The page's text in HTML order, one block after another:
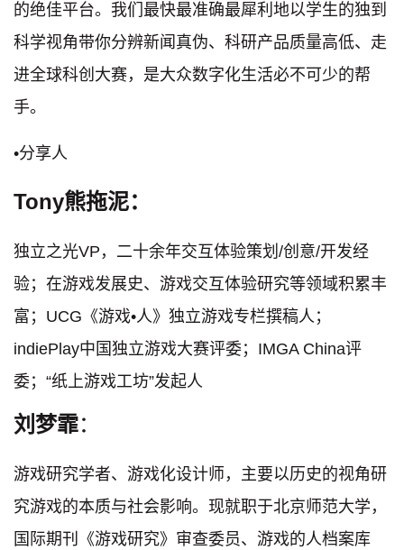
的绝佳平台。我们最快最准确最犀利地以学生的独到
科学视角带你分辨新闻真伪、科研产品质量高低、走
进全球科创大赛，是大众数字化生活必不可少的帮
手。
•分享人
Tony熊拖泥：
独立之光VP，二十余年交互体验策划/创意/开发经
验；在游戏发展史、游戏交互体验研究等领域积累丰
富；UCG《游戏•人》独立游戏专栏撰稿人；
indiePlay中国独立游戏大赛评委；IMGA China评
委；“纸上游戏工坊”发起人
刘梦霏：
游戏研究学者、游戏化设计师，主要以历史的视角研
究游戏的本质与社会影响。现就职于北京师范大学，
国际期刊《游戏研究》审查委员、游戏的人档案库